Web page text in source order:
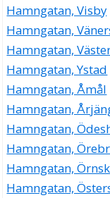
Hamngatan, Visby
Hamngatan,
Hamngatan,
Hamngatan, Ystad
Hamngatan, Åmål
Hamngatan,
Hamngatan,
Hamngatan,
Hamngatan,
Hamngatan,